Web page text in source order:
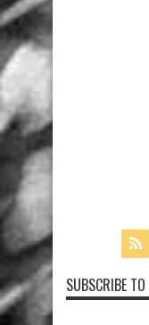
SUBSCRIBE